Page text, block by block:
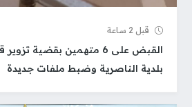
قبل 2 ساعة
القبض على 6 متهمين بقضية
بلدية الناصرية وضبط ملفات جديدة